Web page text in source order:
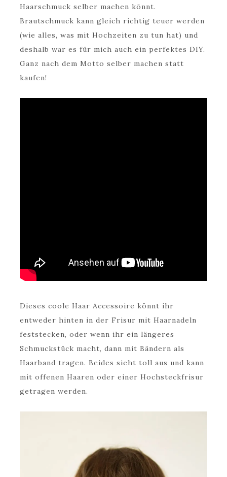
Haarschmuck selber machen könnt.
Brautschmuck kann gleich richtig teuer werden
(wie alles, was mit Hochzeiten zu tun hat) und
deshalb war es für mich auch ein perfektes DIY.
Ganz nach dem Motto selber machen statt
kaufen!
Dieses coole Haar Accessoire könnt ihr
entweder hinten in der Frisur mit Haarnadeln
feststecken, oder wenn ihr ein längeres
Schmuckstück macht, dann mit Bändern als
Haarband tragen. Beides sieht toll aus und kann
mit offenen Haaren oder einer Hochsteckfrisur
getragen werden.